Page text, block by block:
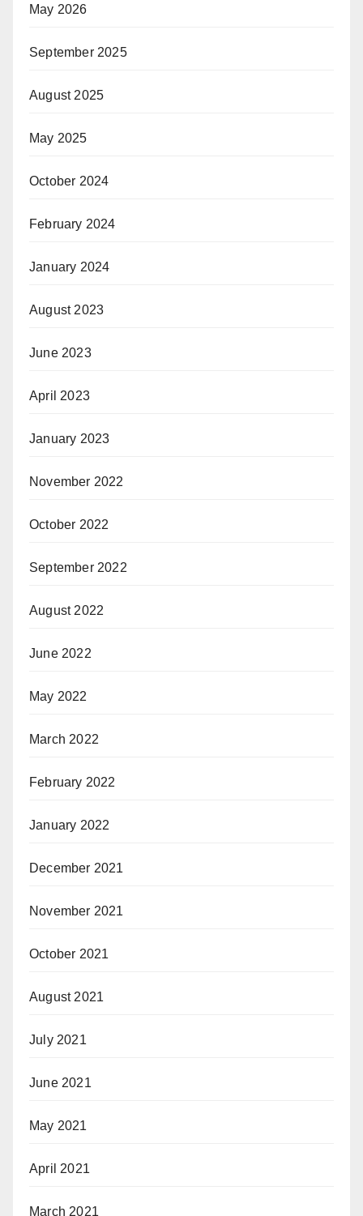
May 2026
September 2025
August 2025
May 2025
October 2024
February 2024
January 2024
August 2023
June 2023
April 2023
January 2023
November 2022
October 2022
September 2022
August 2022
June 2022
May 2022
March 2022
February 2022
January 2022
December 2021
November 2021
October 2021
August 2021
July 2021
June 2021
May 2021
April 2021
March 2021